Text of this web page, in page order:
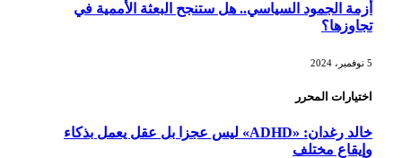
أزمة الجمود السياسي.. هل ستنجح البعثة الأممية في
تجاوزها؟
اختيارات المحرر
خالد رغدان: «ADHD» ليس عجزا بل عقل يعمل بذكاء
وإيقاع مختلف